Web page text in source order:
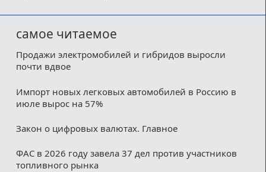
самое читаемое
Продажи электромобилей и гибридов выросли
почти вдвое
Импорт новых легковых автомобилей в Россию в
июле вырос на 57%
Закон о цифровых валютах. Главное
ФАС в 2026 году завела 37 дел против участников
топливного рынка